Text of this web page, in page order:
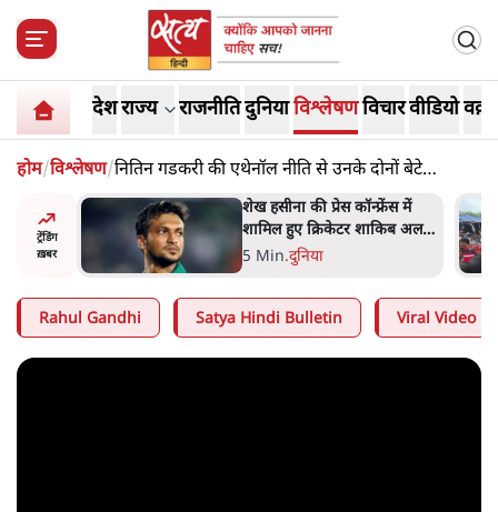
देशराज्य राजनीतिदुनियाविश्लेषणविचारवीडियो
होम/विश्लेषण/नितिन गडकरी की एथेनॉल नीति से उनके दोनों बेटे
मालामाल हुए
ट्रेंडिंग
ख़बर
अल
से हमला
झारखंड के आंदोलनकारी छात्रों ने
दबाव बढ़ाया, सीएम हेमंत सोरेन का
इस्तीफा मांगा, 10 को घेरेंगे
4 Min.झारखंड
Rahul Gandhi Satya Hindi Bulletin Viral Video